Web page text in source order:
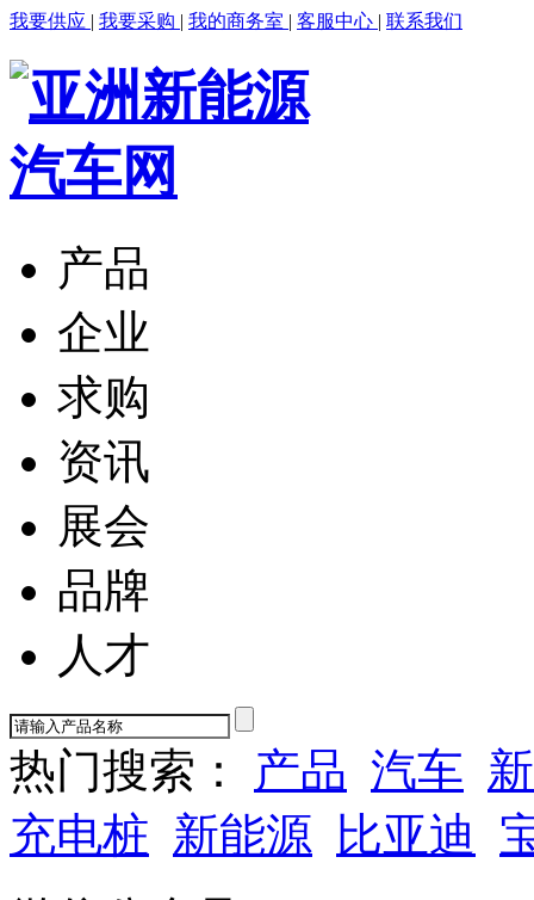
我要供应 | 我要采购 | 我的商务室 | 客服中心 | 联系我们
产品
企业
求购
资讯
展会
品牌
人才
热门搜索： 产品 汽车
充电桩 新能源 比亚迪